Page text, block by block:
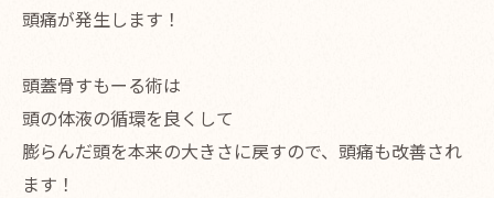
頭痛が発生します！
頭蓋骨すもーる術は
頭の体液の循環を良くして
膨らんだ頭を本来の大きさに戻すので、頭痛も改善され
ます！